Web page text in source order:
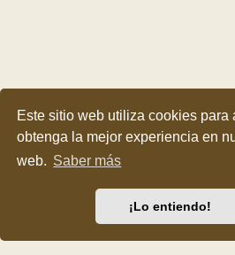
Este sitio web utiliza cookies para
obtenga la mejor experiencia en
web. Saber más
¡Lo entiendo!